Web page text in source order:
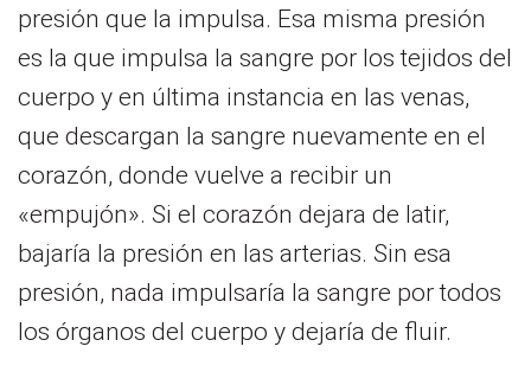
presión que la impulsa. Esa misma presión
es la que impulsa la sangre por los tejidos del
cuerpo y en última instancia en las venas,
que descargan la sangre nuevamente en el
corazón, donde vuelve a recibir un
«empujón». Si el corazón dejara de latir,
bajaría la presión en las arterias. Sin esa
presión, nada impulsaría la sangre por todos
los órganos del cuerpo y dejaría de fluir.